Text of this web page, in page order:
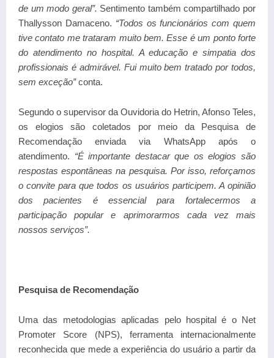
de um modo geral”. Sentimento também compartilhado por
Thallysson Damaceno. “Todos os funcionários com quem
tive contato me trataram muito bem. Esse é um ponto forte
do atendimento no hospital. A educação e simpatia dos
profissionais é admirável. Fui muito bem tratado por todos,
sem exceção”conta.
Segundo o supervisor da Ouvidoria do Hetrin, Afonso Teles,
os elogios são coletados por meio da Pesquisa de
Recomendação enviada via WhatsApp após o
atendimento. “É importante destacar que os elogios são
respostas espontâneas na pesquisa. Por isso, reforçamos
o convite para que todos os usuários participem. A opinião
dos pacientes é essencial para fortalecermos a
participação popular e aprimorarmos cada vez mais
nossos serviços”.
Pesquisa de Recomendação
Uma das metodologias aplicadas pelo hospital é o
Net
Promoter Score (NPS), ferramenta internacionalmente
reconhecida que mede a experiência do usuário a partir da